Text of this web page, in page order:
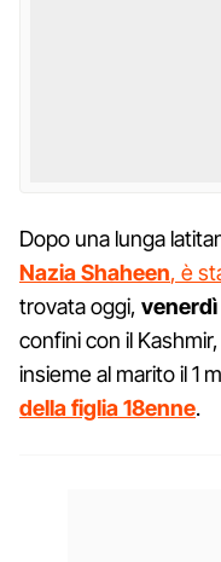
Dopo una lunga
Nazia Shaheen, è
trovata oggi, venerdì
confini con il Kashmir,
insieme al marito il 1
della figlia 18enne.